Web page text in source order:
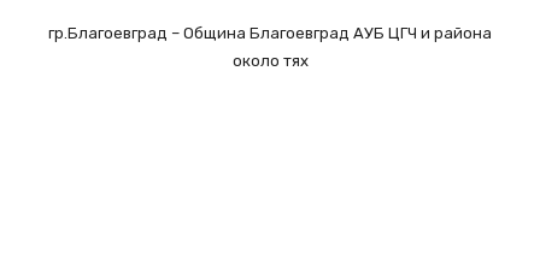
гр.Благоевград – Община Благоевград АУБ ЦГЧ и района
около тях